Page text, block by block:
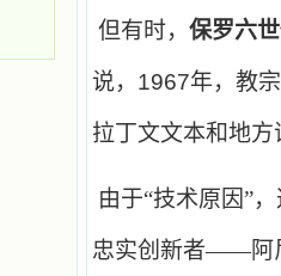
但有时， 保罗六
说， 1967年，教
拉丁文文本和地
由于“技术原因”
忠实创新者——阿